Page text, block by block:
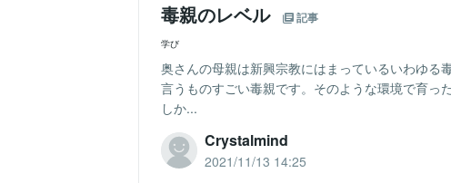
毒親のレベル 記事
学び
奥さんの母親は新興宗教にはまっているいわゆる
言うものすごい毒親です。そのような環境で育っ
しか...
Crystalmind
2021/11/13 14:25